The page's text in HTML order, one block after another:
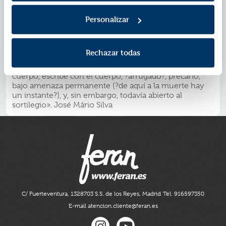
Personalizar
Rechazar todas
incomodidad en el lector. El libro está organizado en
sonata. Cada poema se relaciona de algún modo con
una parte del cuerpo, pero no estamos ante un mero
teatro anatómico, el juego es más complejo y sutil que
eso. Maria do Rosário Pedreira no escribe solo sobre el
cuerpo, escribe con el cuerpo, ?arrugado?, precario,
bajo amenaza permanente (?de aquí a la muerte hay
un instante?), y, sin embargo, todavía abierto al
sortilegio». José Mário Silva
C/ Fuerteventura, 1328703 S.S. de los Reyes, Madrid Tel. 916597350
E-mail atencion.cliente@feran.es